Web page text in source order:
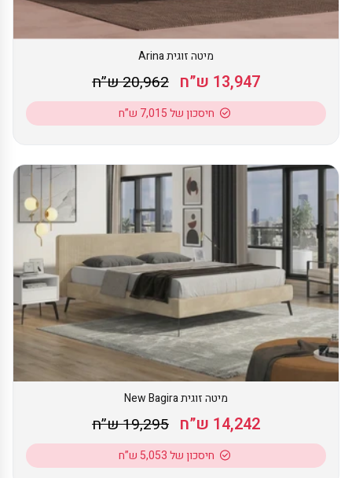
מיטה זוגית Arina
13,947 ש”ח 20,962 ש”ח
חיסכון של 7,015 ש”ח
מיטה זוגית New Bagira
14,242 ש”ח 19,295 ש”ח
חיסכון של 5,053 ש”ח